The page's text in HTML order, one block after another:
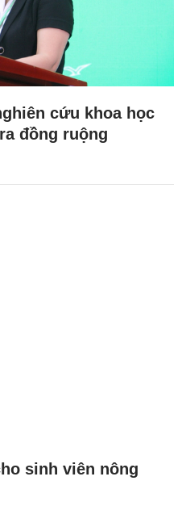
cứu khoa học
đồng ruộng
sinh viên nông